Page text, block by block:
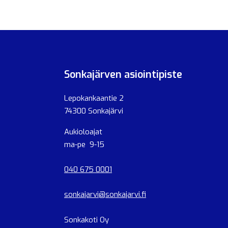
Sonkajärven asiointipiste
Lepokankaantie 2
74300 Sonkajärvi
Aukioloajat
ma-pe 9-15
040 675 0001
sonkajarvi@sonkajarvi.fi
Sonkakoti Oy